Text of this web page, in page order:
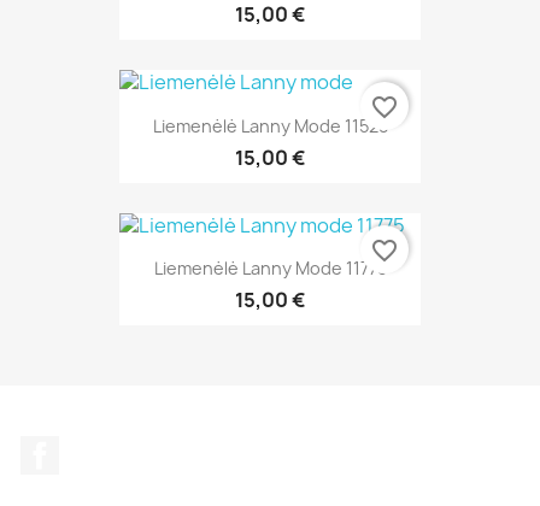
15,00 €
Liemenėlė Lanny Mode 11528
15,00 €
favorite_border
Liemenėlė Lanny Mode 11775
15,00 €
favorite_border